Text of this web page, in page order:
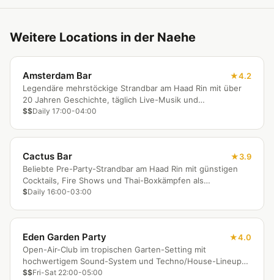
Weitere Locations in der Naehe
Amsterdam Bar
4.2
Legendäre mehrstöckige Strandbar am Haad Rin mit über
20 Jahren Geschichte, täglich Live-Musik und
Hauptanlaufpunkt bei Full Moon Partys.
$$Daily 17:00-04:00
Cactus Bar
3.9
Beliebte Pre-Party-Strandbar am Haad Rin mit günstigen
Cocktails, Fire Shows und Thai-Boxkämpfen als
Entertainment.
$Daily 16:00-03:00
Eden Garden Party
4.0
Open-Air-Club im tropischen Garten-Setting mit
hochwertigem Sound-System und Techno/House-Lineup
unter Palmen.
$$Fri-Sat 22:00-05:00